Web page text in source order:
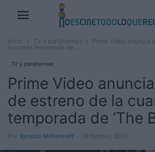
Inicio TV y plataformas
Prime Video anuncia
la cuarta temporada de...
TV y plataformas
Prime Video
de estreno de la
temporada de ‘The
Por Ignacio Mittenhoff 28 febrero, 2024